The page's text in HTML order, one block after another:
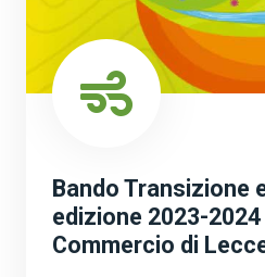
Bando Transizione
edizione 2023-
Commercio di